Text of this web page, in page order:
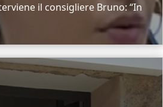
il consigliere Bruno: “In